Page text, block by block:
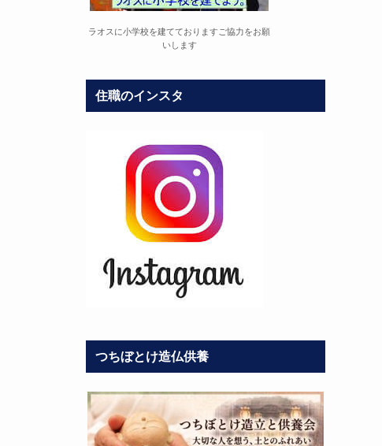
ラオスに小学校を建てておりますご協力をお願
いします
住職のインスタ
つちぼとけ造仏供養